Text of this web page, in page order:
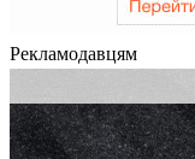
Рекламодавцям